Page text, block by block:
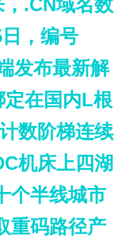
.CN域名数
，编号
发布最新解
在国内L根
数阶梯连续
机床上四湖
个半线城市
重码路径产